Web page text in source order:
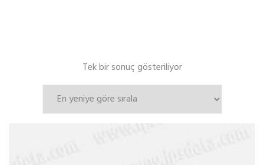
Tek bir sonuç gösteriliyor